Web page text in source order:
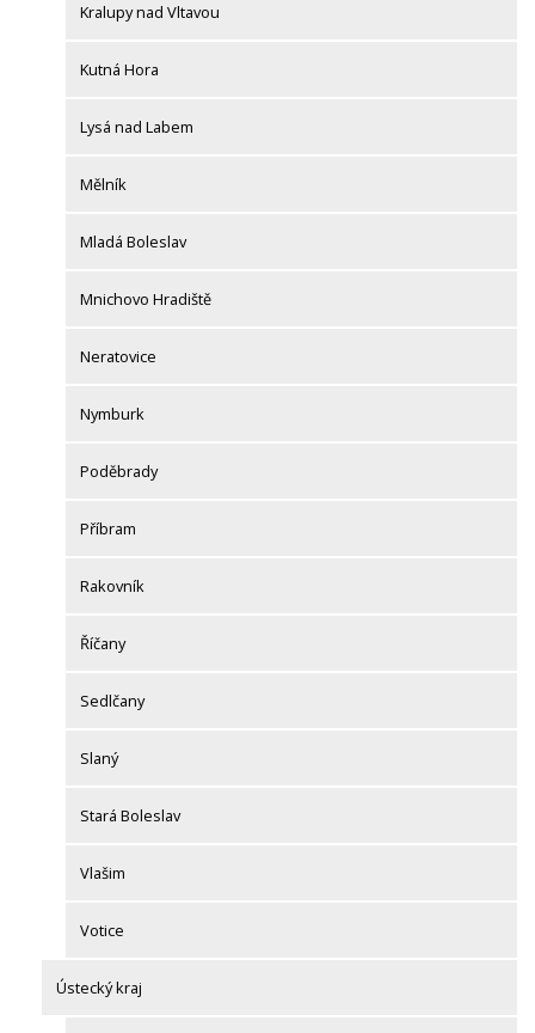
Kralupy nad Vltavou
Kutná Hora
Lysá nad Labem
Mělník
Mladá Boleslav
Mnichovo Hradiště
Neratovice
Nymburk
Poděbrady
Příbram
Rakovník
Říčany
Sedlčany
Slaný
Stará Boleslav
Vlašim
Votice
Ústecký kraj